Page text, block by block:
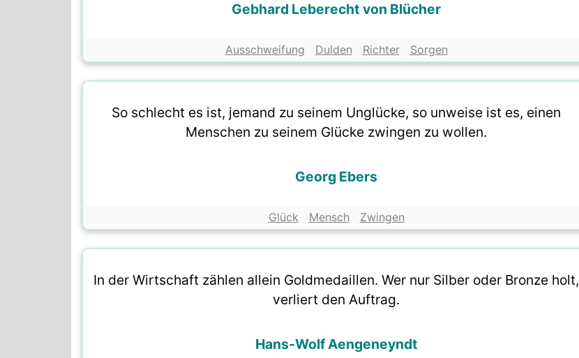
Gebhard Leberecht von Blücher
Ausschweifung Dulden Richter Sorgen
So schlecht es ist, jemand zu seinem Unglücke, so unweise ist es, einen
Menschen zu seinem Glücke zwingen zu wollen.
Georg Ebers
Glück Mensch Zwingen
In der Wirtschaft zählen allein Goldmedaillen. Wer nur Silber oder Bronze holt,
verliert den Auftrag.
Hans-Wolf Aengeneyndt